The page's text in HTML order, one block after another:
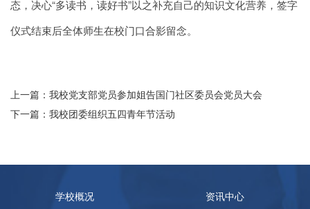
态，决心“多读书，读好书”以之补充自己的知识文化营养，签字
仪式结束后全体师生在校门口合影留念。
上一篇：我校党支部党员参加姐告国门社区委员会党员大会
下一篇：我校团委组织五四青年节活动
学校概况
资讯中心